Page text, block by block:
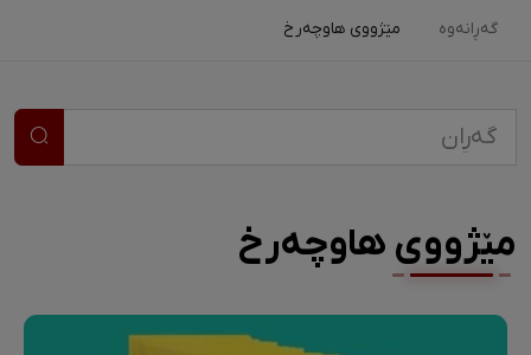
گەڕانەوە مێژووی هاوچەرخ
مێژووی هاوچەرخ